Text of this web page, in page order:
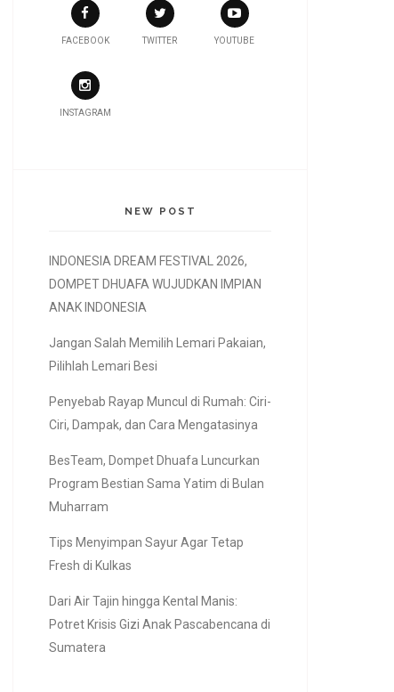
FACEBOOK TWITTER YOUTUBE
INSTAGRAM
NEW POST
INDONESIA DREAM FESTIVAL 2026,
DOMPET DHUAFA WUJUDKAN IMPIAN
ANAK INDONESIA
Jangan Salah Memilih Lemari Pakaian,
Pilihlah Lemari Besi
Penyebab Rayap Muncul di Rumah: Ciri-
Ciri, Dampak, dan Cara Mengatasinya
BesTeam, Dompet Dhuafa Luncurkan
Program Bestian Sama Yatim di Bulan
Muharram
Tips Menyimpan Sayur Agar Tetap
Fresh di Kulkas
Dari Air Tajin hingga Kental Manis:
Potret Krisis Gizi Anak Pascabencana di
Sumatera